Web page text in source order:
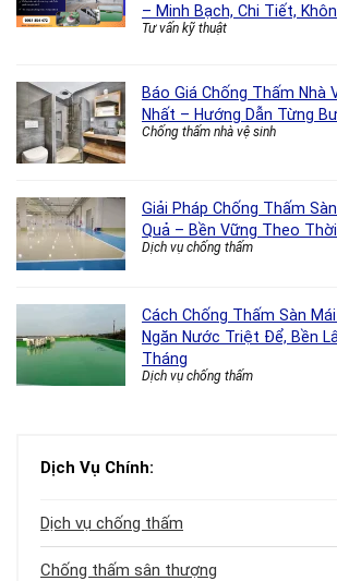
– Minh Bạch, Chi Tiết,
Tư vấn kỹ thuật
Báo Giá Chống Thấm Nhà
Nhất – Hướng Dẫn Từng
Chống thấm nhà vệ sinh
Giải Pháp Chống Thấm
Quả – Bền Vững Theo
Dịch vụ chống thấm
Cách Chống Thấm Sàn
Ngăn Nước Triệt Để, Bền
Tháng
Dịch vụ chống thấm
Dịch Vụ Chính:
Dịch vụ chống thấm
Chống thấm sân thượng